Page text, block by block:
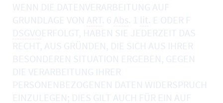
WENN DIE DATENVERARBEITUNG AUF
GRUNDLAGE VON ART. 6 Abs. 1 lit. E ODER F
DSGVOERFOLGT, HABEN SIE JEDERZEIT DAS
RECHT, AUS GRÜNDEN, DIE SICH AUS IHRER
BESONDEREN SITUATION ERGEBEN, GEGEN
DIE VERARBEITUNG IHRER
PERSONENBEZOGENEN DATEN WIDERSPRUCH
EINZULEGEN; DIES GILT AUCH FÜR EIN AUF